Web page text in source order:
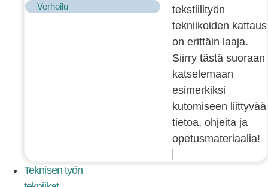
Verhoilu
tekstiilityön
tekniikoiden kattaus
on erittäin laaja.
Siirry tästä suoraan
katselemaan
esimerkiksi
kutomiseen liittyvää
tietoa, ohjeita ja
opetusmateriaalia!
Teknisen työn